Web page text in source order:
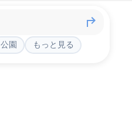
公園 もっと見る